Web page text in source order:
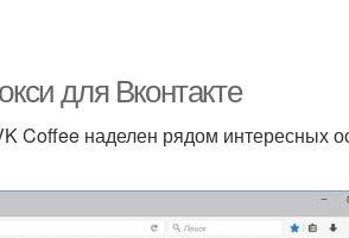
для Вконтакте
Coffee наделен рядом интересных